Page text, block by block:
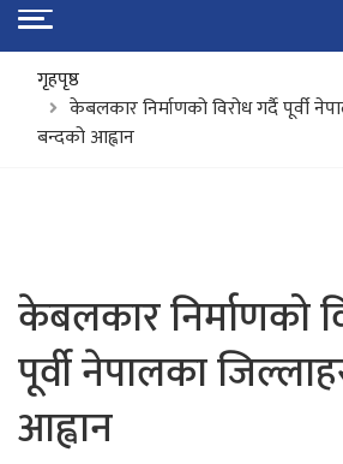
गृहपृष्ठ
केबलकार निर्माणको विरोध गर्दै पूर्वी
बन्दको आह्वान
केबलकार निर्माणको
पूर्वी नेपालका
आह्वान